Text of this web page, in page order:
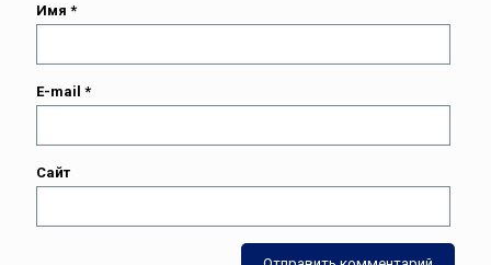
Имя *
E-mail *
Сайт